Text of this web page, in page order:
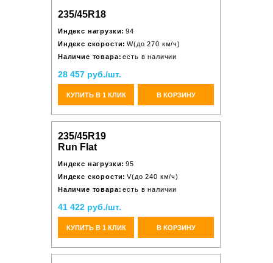
235/45R18
Индекс нагрузки: 94
Индекс скорости: W(до 270 км/ч)
Наличие товара: есть в наличии
28 457 руб./шт.
КУПИТЬ В 1 КЛИК В КОРЗИНУ
235/45R19
Run Flat
Индекс нагрузки: 95
Индекс скорости: V(до 240 км/ч)
Наличие товара: есть в наличии
41 422 руб./шт.
КУПИТЬ В 1 КЛИК В КОРЗИНУ